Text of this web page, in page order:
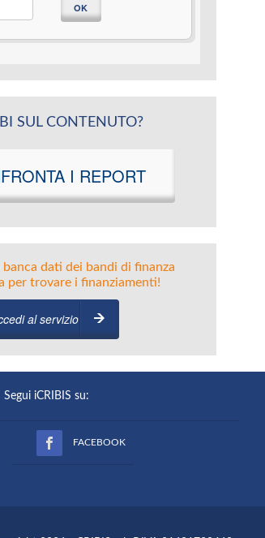
OK
SUL CONTENUTO?
I REPORT
dati dei bandi di finanza
per trovare i finanziamenti!
al servizio
Segui iCRIBIS su:
FACEBOOK